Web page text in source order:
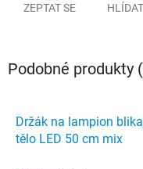
ZEPTAT SE HLÍDAT
Podobné produkty
Držák na lampion
tělo LED 50 cm mix